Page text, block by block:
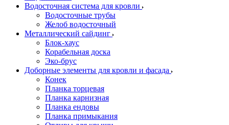
Водосточная система для кровли
Водосточные трубы
Желоб водосточный
Металлический сайдинг
Блок-хаус
Корабельная доска
Эко-брус
Доборные элементы для кровли и фасада
Конек
Планка торцевая
Планка карнизная
Планка ендовы
Планка примыкания